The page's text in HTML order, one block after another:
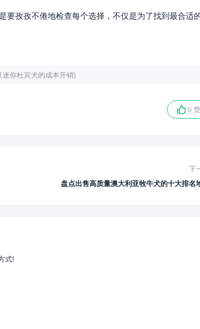
孜孜不倦地检查每个选择，不仅是为了找到最合适
你杜宾犬的成本开销)
0 赞
下
盘点出售高质量澳大利亚牧牛犬的十大排名
式!